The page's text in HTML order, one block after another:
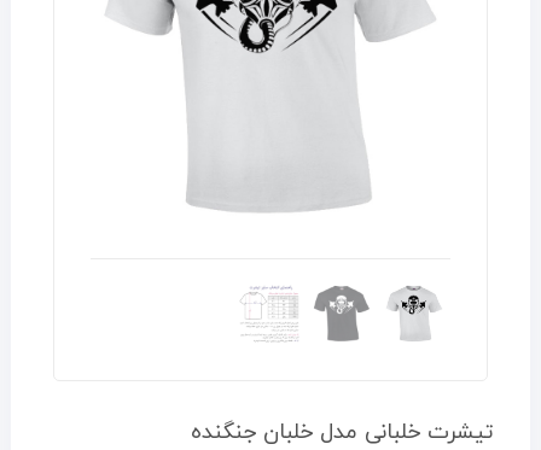
تیشرت خلبانی مدل خلبان جنگنده